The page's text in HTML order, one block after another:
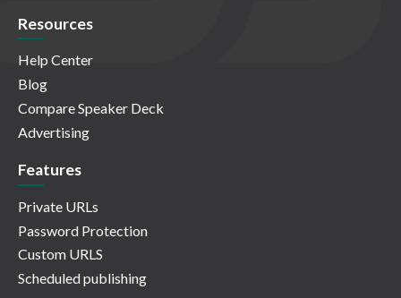
Resources
Help Center
Blog
Compare Speaker Deck
Advertising
Features
Private URLs
Password Protection
Custom URLS
Scheduled publishing